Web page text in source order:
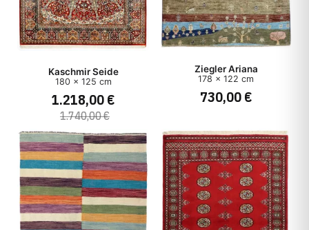
Kaschmir Seide
180 x 125 cm
1.218,00 €
1.740,00 €
Ziegler Ariana
178 x 122 cm
730,00 €